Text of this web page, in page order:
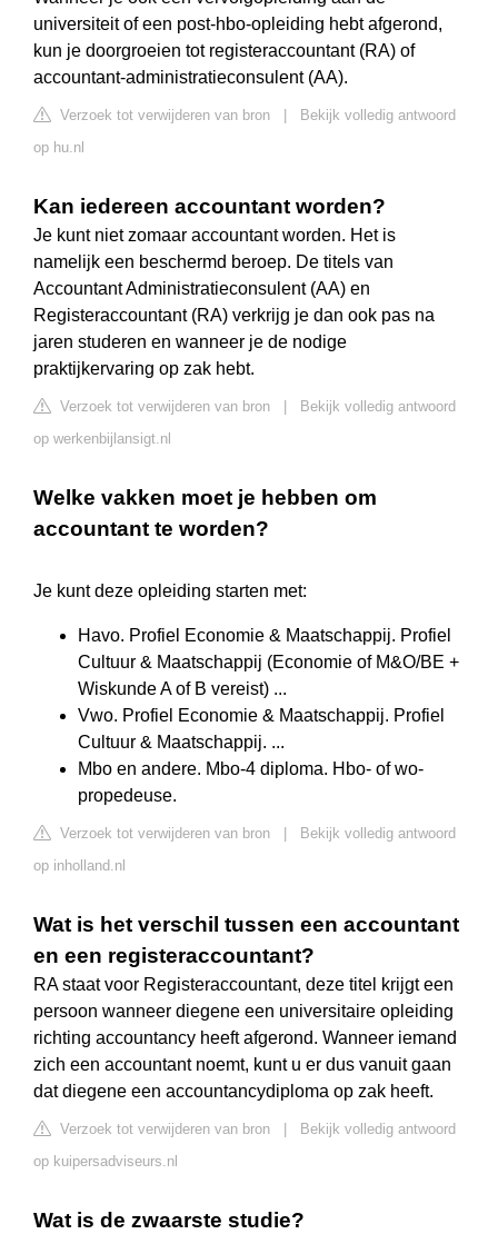
universiteit of een post-hbo-opleiding hebt afgerond,
kun je doorgroeien tot registeraccountant (RA) of
accountant-administratieconsulent (AA).
Verzoek tot verwijderen van bron
Bekijk volledig antwoord
op hu.nl
Kan iedereen accountant worden?
Je kunt niet zomaar accountant worden. Het is
namelijk een beschermd beroep. De titels van
Accountant Administratieconsulent (AA) en
Registeraccountant (RA) verkrijg je dan ook pas na
jaren studeren en wanneer je de nodige
praktijkervaring op zak hebt.
Verzoek tot verwijderen van bron
Bekijk volledig antwoord
op werkenbijlansigt.nl
Welke vakken moet je hebben om
accountant te worden?
Je kunt deze opleiding starten met:
Havo. Profiel Economie & Maatschappij. Profiel
Cultuur & Maatschappij (Economie of M&O/BE +
Wiskunde A of B vereist) ...
Vwo. Profiel Economie & Maatschappij. Profiel
Cultuur & Maatschappij. ...
Mbo en andere. Mbo-4 diploma. Hbo- of wo-
propedeuse.
Verzoek tot verwijderen van bron
Bekijk volledig antwoord
op inholland.nl
Wat is het verschil tussen een accountant
en een registeraccountant?
RA staat voor Registeraccountant, deze titel krijgt een
persoon wanneer diegene een universitaire opleiding
richting accountancy heeft afgerond. Wanneer iemand
zich een accountant noemt, kunt u er dus vanuit gaan
dat diegene een accountancydiploma op zak heeft.
Verzoek tot verwijderen van bron
Bekijk volledig antwoord
op kuipersadviseurs.nl
Wat is de zwaarste studie?